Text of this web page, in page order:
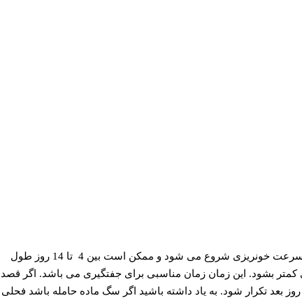
مدت فحل سگ ماده اصولا بین 18 تا 21 روز طول می کشد. از اولین نشانه های فحل شدن به متورم شدن لبه مهبل می توان اشاره کرد، بعد از آن به سرعت خونریزی شروع می شود و ممکن است بین 4 تا 14 روز طول
بشود. این زمان زمان مناسبی برای جفتگیری می باشد. اگر قصد
دارید که سگ شما توله داشته باشد، باید عمل جفتگیری آغاز شود. برای اطمینان از اینکه عمل لقاح به خوبی انجام شده است بهتر است جفتگیری 2 روز بعد تکرار شود. به یاد داشته باشید اگر سگ ماده حامله باشد